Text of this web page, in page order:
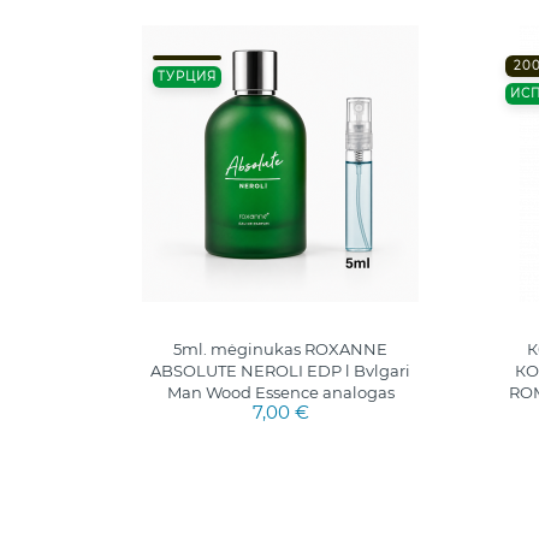
ТУРЦИЯ
5ml. mėginukas ROXANNE
ABSOLUTE NEROLI EDP l Bvlgari
Man Wood Essence analogas
7,00 €